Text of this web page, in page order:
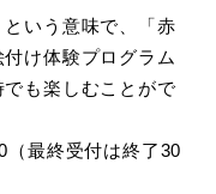
という意味で、「赤
け体験プログラム
も楽しむことがで
最終受付は終了30